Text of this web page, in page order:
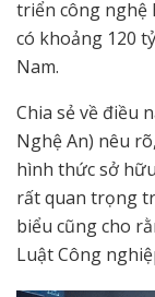
triển công nghệ
có khoảng 120
Nam.
Chia sẻ về điều
Nghệ An) nêu
hình thức sở
rất quan trọng
biểu cũng cho
Luật Công